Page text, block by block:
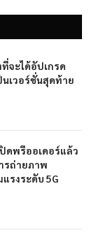
จะได้อัปเกรด
นเวอร์ชั่นสุดท้าย
ปิดพรีออเดอร์แล้ว
รถ่ายภาพ
รงระดับ 5G